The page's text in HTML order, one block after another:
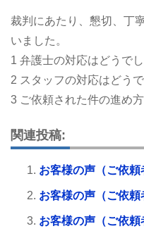
裁判にあたり、懇切、丁
いました。
1 弁護士の対応はどうで
2 スタッフの対応はどう
3 ご依頼された件の進め
関連投稿:
お客様の声（ご依頼
お客様の声（ご依頼
お客様の声（ご依頼